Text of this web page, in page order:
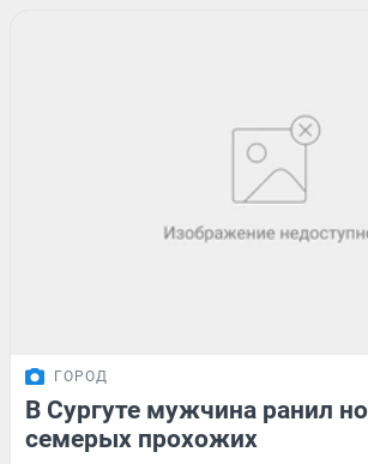
ГОРОД
В Сургуте мужчина ранил
семерых прохожих